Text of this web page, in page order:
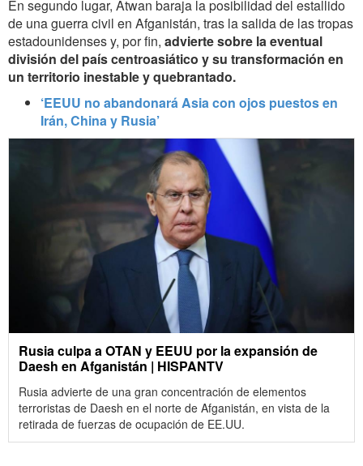
En segundo lugar, Atwan baraja la posibilidad del estallido
de una guerra civil en Afganistán, tras la salida de las tropas
estadounidenses y, por fin, advierte sobre la eventual
división del país centroasiático y su transformación en
un territorio inestable y quebrantado.
‘EEUU no abandonará Asia con ojos puestos en
Irán, China y Rusia’
Rusia culpa a OTAN y EEUU por la expansión de
Daesh en Afganistán | HISPANTV
Rusia advierte de una gran concentración de elementos
terroristas de Daesh en el norte de Afganistán, en vista de la
retirada de fuerzas de ocupación de EE.UU.